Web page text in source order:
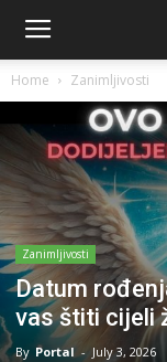
Home Zanimljivosti
Zanimljivosti
Datum
vas štiti cijeli
By Portal - July 3, 2026